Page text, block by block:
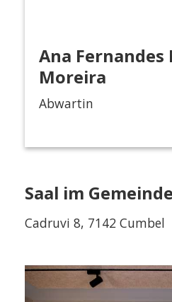
Ana Fernandes
Moreira
Abwartin
Saal im
Cadruvi 8, 7142 Cumbel